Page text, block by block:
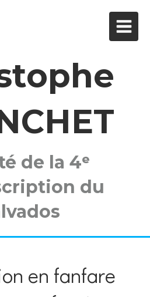
de la 4ᵉ
du
en fanfare